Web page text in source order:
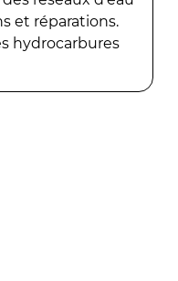
et réparations.
hydrocarbures